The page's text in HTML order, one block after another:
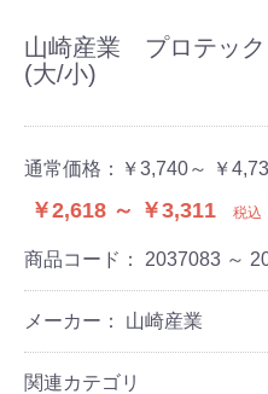
山崎産業 プロテッ
(大/小)
通常価格： ￥3,740～ ￥
￥2,618 ～ ￥3,311 税込
商品コード： 2037083 ～
メーカー： 山崎産業
関連カテゴリ